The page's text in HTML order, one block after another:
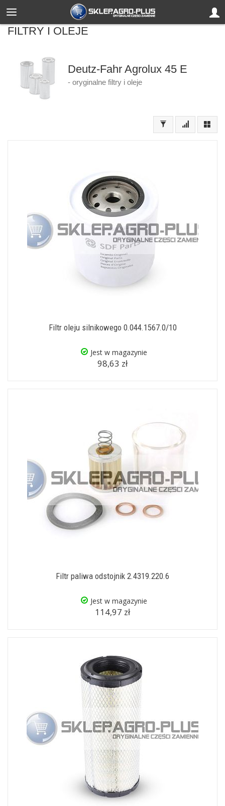
FILTRY I OLEJE
Deutz-Fahr Agrolux 45 E
- oryginalne filtry i oleje
Filtr oleju silnikowego 0.044.1567.0/10
Jest w magazynie
98,63 zł
Filtr paliwa odstojnik 2.4319.220.6
Jest w magazynie
114,97 zł